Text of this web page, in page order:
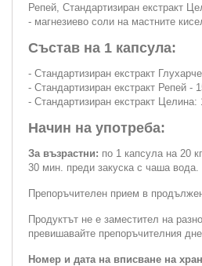
Репей, Стандартизиран екстракт
- магнезиево соли на мастните
Състав на 1 капсула:
- Стандартизиран екстракт
- Стандартизиран екстракт Репей -
- Стандартизиран екстракт Целина:
Начин на употреба:
За възрастни: по 1 капсула на 20
30 мин. преди закуска с чаша вода.
Препоръчителен прием в
Продуктът не е заместител на
превишавайте препоръчителния
Номер и дата на вписване на